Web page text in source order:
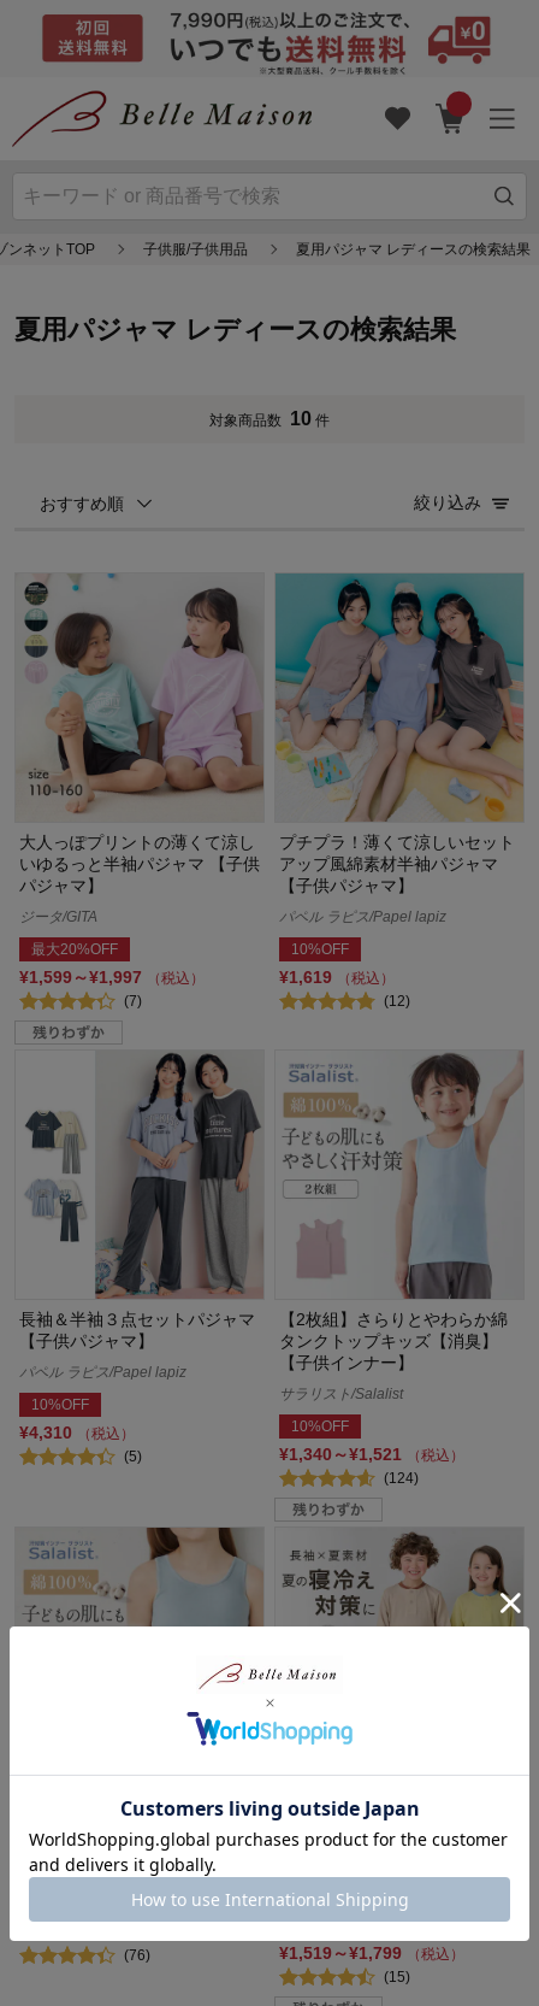
ンネットTOP 子供服/子供用品 夏用パジャマ レディースの検索結果
夏用パジャマ レディースの検索結果
対象商品数 10 件
おすすめ順 絞り込み
大人っぽプリントの薄くて涼し
いゆるっと半袖パジャマ 【子供
パジャマ】
ジータ/GITA
最大20%OFF
¥1,599～¥1,997
（税込）
(7)
プチプラ！薄くて涼しいセット
アップ風綿素材半袖パジャマ
【子供パジャマ】
パペル ラピス/Papel lapiz
10%OFF
¥1,619
（税込）
(12)
長袖＆半袖３点セットパジャマ
【子供パジャマ】
パペル ラピス/Papel lapiz
10%OFF
¥4,310
（税込）
(5)
【2枚組】さらりとやわらか綿
タンクトップキッズ【消臭】
【子供インナー】
サラリスト/Salalist
10%OFF
¥1,340～¥1,521
（税込）
(124)
さらりとやわらか綿カップ付き
タンクトップキッズ【消臭】
【吸水速乾】
サラリスト/Salalist
(76)
プチプラ！【家族でリンク】冷
房対策におすすめのサラサラ快
適な楊柳天竺長袖パジャマ（キ
ジータ/GITA
最大20%OFF
¥1,519～¥1,799
（税込）
(15)